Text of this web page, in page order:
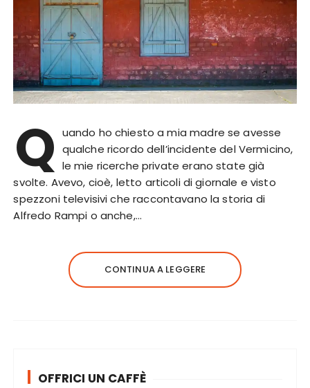
Q uando ho chiesto a mia madre se avesse
qualche ricordo dell’incidente del Vermicino,
le mie ricerche private erano state già
svolte. Avevo, cioè, letto articoli di giornale e visto
spezzoni televisivi che raccontavano la storia di
Alfredo Rampi o anche,…
CONTINUA A LEGGERE
OFFRICI UN CAFFÈ